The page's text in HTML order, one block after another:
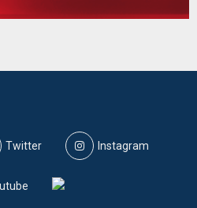
Twitter Instagram